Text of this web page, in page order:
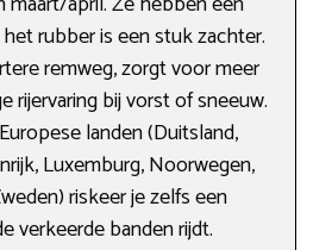
rubber is een stuk zachter.
remweg, zorgt voor meer
rijervaring bij vorst of sneeuw.
landen (Duitsland,
Luxemburg, Noorwegen,
riskeer je zelfs een
verkeerde banden rijdt.